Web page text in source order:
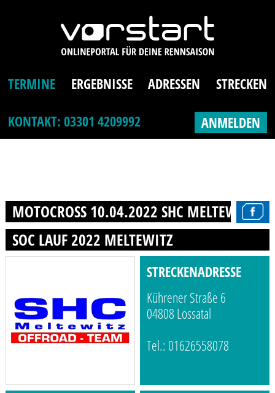
TERMINE ERGEBNISSE ADRESSEN
STRECKEN
KONTAKT: 03301 4209992
ANMELDEN
MOTOCROSS 10.04.2022 SHC MELTEWITZ
SOC LAUF 2022 MELTEWITZ
STRECKENADRESSE
Kührener Straße 6
04808 Lossatal
Tel.: 01626558078